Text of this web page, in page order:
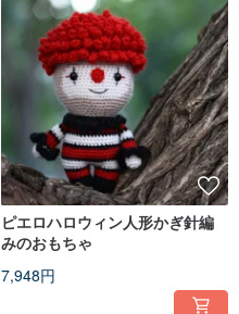
ピエロハロウィン人形かぎ針編
みのおもちゃ
7,948円